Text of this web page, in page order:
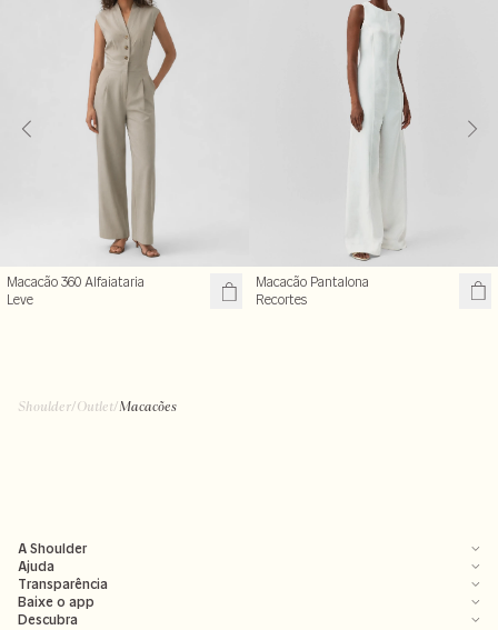
Macacão 360 Alfaiataria
Leve
Macacão Pantalona
Recortes
Shoulder/Outlet/Macacões
A Shoulder
Ajuda
Transparência
Baixe o app
Descubra